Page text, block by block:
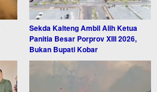
Sekda Kalteng Ambil Alih Ketua
Panitia Besar Porprov XIII 2026,
Bukan Bupati Kobar